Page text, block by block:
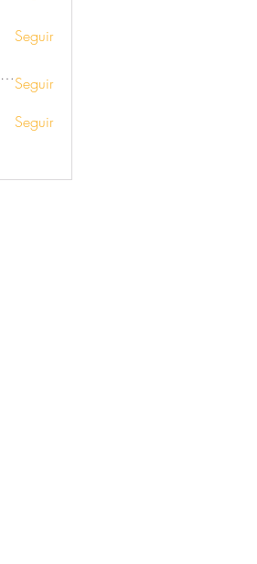
Seguir
Carlos Burgos (Sr. Mörez)Seguir
Seguir